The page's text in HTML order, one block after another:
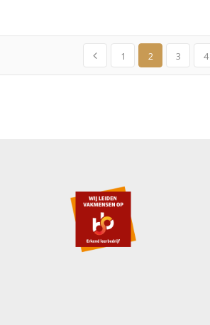
1 2 3 4